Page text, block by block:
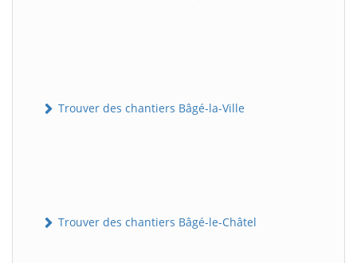
Trouver des chantiers Bâgé-la-Ville
Trouver des chantiers Bâgé-le-Châtel